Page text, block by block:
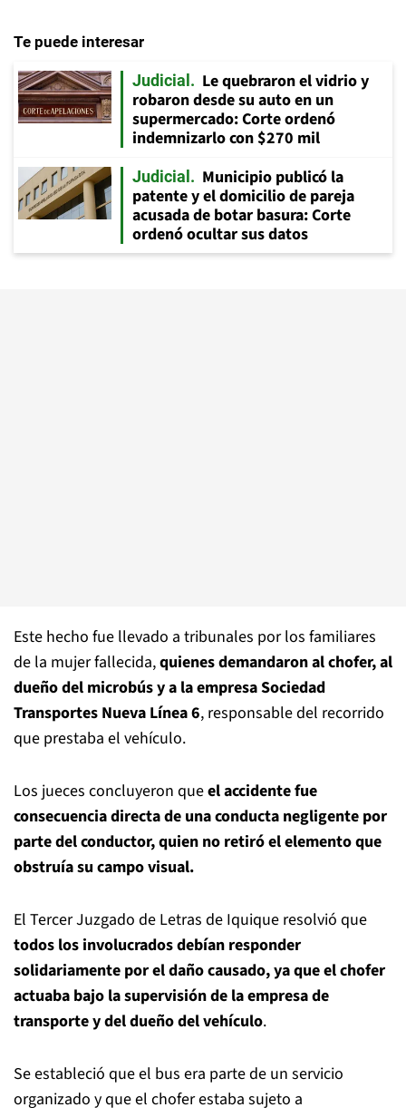
Te puede interesar
Judicial
Le quebraron el vidrio y
robaron desde su auto en un
supermercado: Corte ordenó
indemnizarlo con $270 mil
Judicial
Municipio publicó la
patente y el domicilio de pareja
acusada de botar basura: Corte
ordenó ocultar sus datos
Este hecho fue llevado a tribunales por los familiares
de la mujer fallecida,quienes demandaron al chofer, al
dueño del microbús y a la empresa Sociedad
Transportes Nueva Línea 6, responsable del recorrido
que prestaba el vehículo.
Los jueces concluyeron queel accidente fue
consecuencia directa de una conducta negligente por
parte del conductor, quien no retiró el elemento que
obstruía su campo visual.
El Tercer Juzgado de Letras de Iquique resolvió que
todos los involucrados debían responder
solidariamente por el daño causado, ya que el chofer
actuaba bajo la supervisión de la empresa de
transporte y del dueño del vehículo.
Se estableció que el bus era parte de un servicio
organizado y que el chofer estaba sujeto a